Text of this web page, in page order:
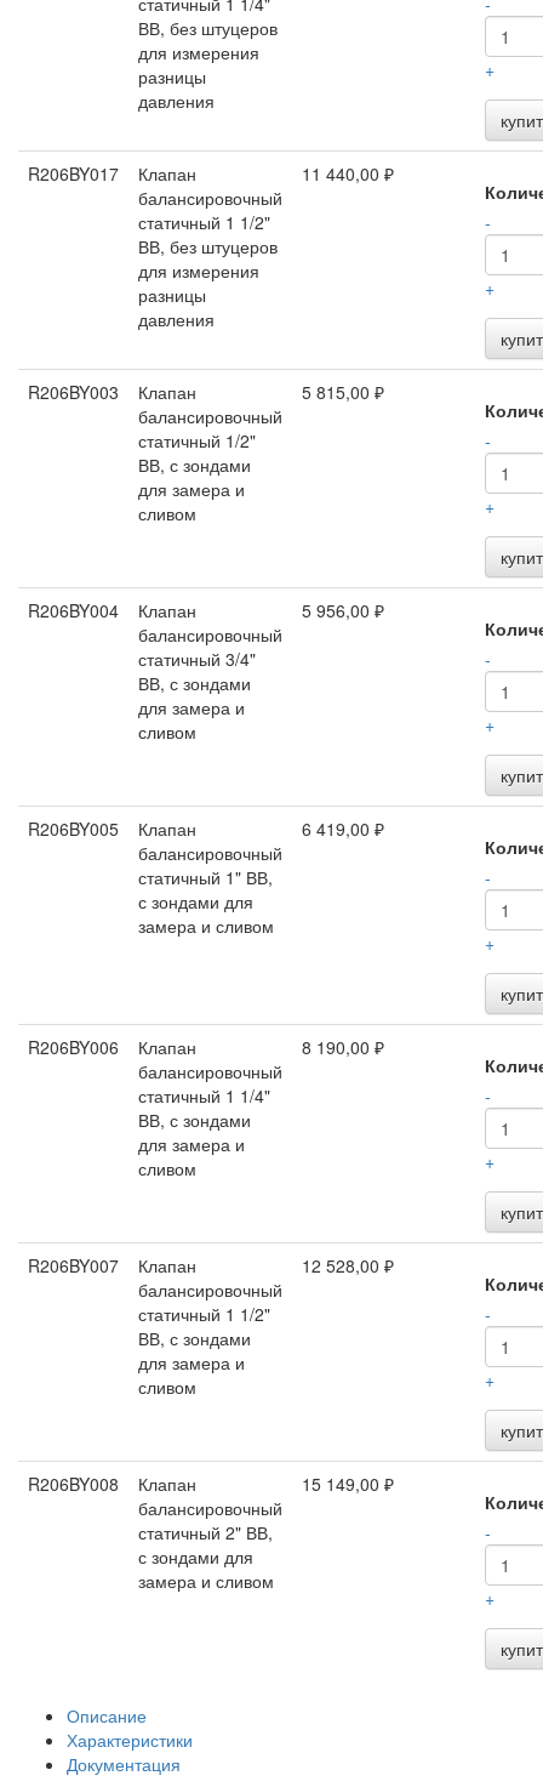
ВВ, без штуцеров
для измерения
разницы
давления
+
R206BY017
Клапан
балансировочный
статичный 1 1/2"
ВВ, без штуцеров
для измерения
разницы
давления
11 440,00 ₽
-
+
R206BY003
Клапан
балансировочный
статичный 1/2"
ВВ, с зондами
для замера и
сливом
5 815,00 ₽
-
+
R206BY004
Клапан
балансировочный
статичный 3/4"
ВВ, с зондами
для замера и
сливом
5 956,00 ₽
-
+
R206BY005
Клапан
балансировочный
статичный 1" ВВ,
с зондами для
замера и сливом
6 419,00 ₽
-
+
R206BY006
Клапан
балансировочный
статичный 1 1/4"
ВВ, с зондами
для замера и
сливом
8 190,00 ₽
-
+
R206BY007
Клапан
балансировочный
статичный 1 1/2"
ВВ, с зондами
для замера и
сливом
12 528,00 ₽
-
+
R206BY008
Клапан
балансировочный
статичный 2" ВВ,
с зондами для
замера и сливом
15 149,00 ₽
-
+
Описание
Характеристики
Документация